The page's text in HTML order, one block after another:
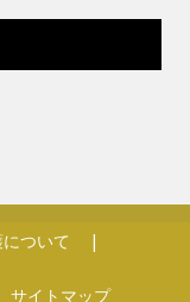
ついて
サイトマップ